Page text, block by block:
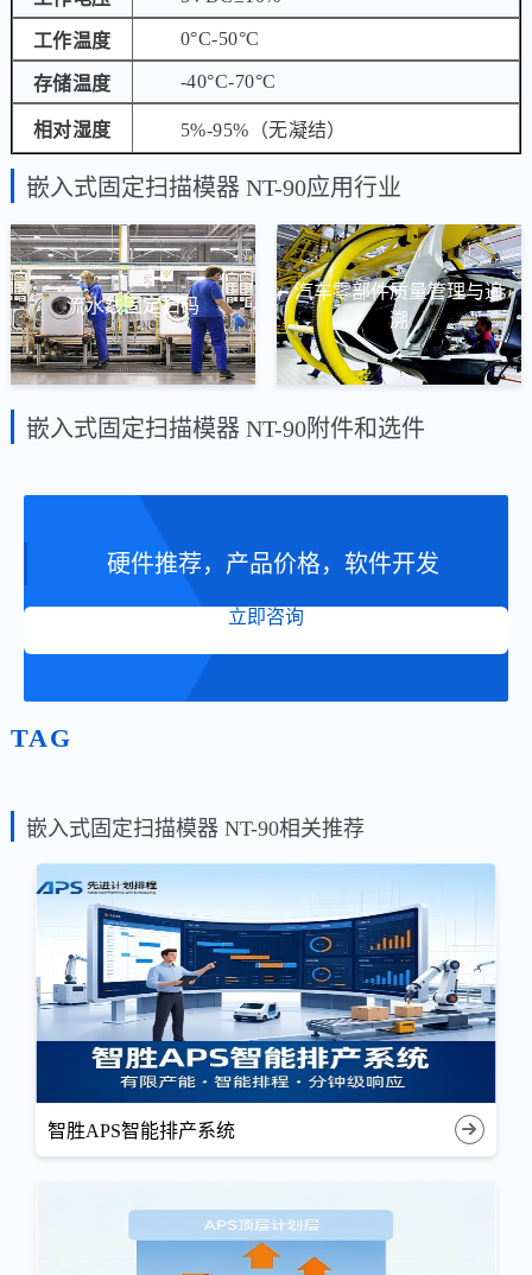
工作温度 0°C-50°C
存储温度 -40°C-70°C
相对湿度 5%-95%（无凝结）
嵌入式固定扫描模器 NT-90应用行业
流水线固定扫码
汽车零部件质量管理与追
溯
嵌入式固定扫描模器 NT-90附件和选件
硬件推荐，产品价格，软件开发
立即咨询
TAG
嵌入式固定扫描模器 NT-90相关推荐
智胜APS智能排产系统